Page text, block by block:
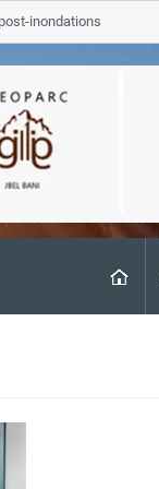
inondations